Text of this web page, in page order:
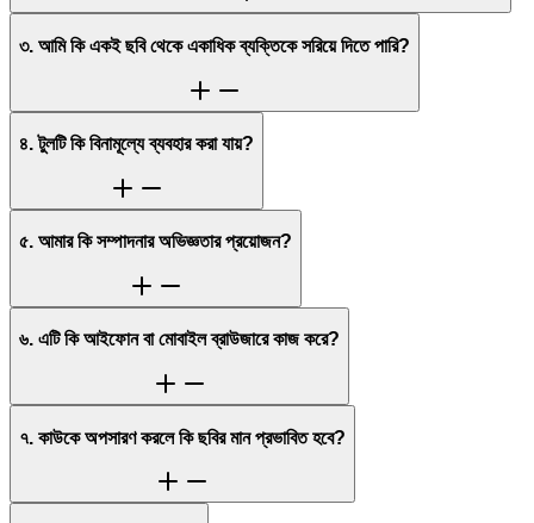
৩. আমি কি একই ছবি থেকে একাধিক ব্যক্তিকে সরিয়ে দিতে পারি?
৪. টুলটি কি বিনামূল্যে ব্যবহার করা যায়?
৫. আমার কি সম্পাদনার অভিজ্ঞতার প্রয়োজন?
৬. এটি কি আইফোন বা মোবাইল ব্রাউজারে কাজ করে?
৭. কাউকে অপসারণ করলে কি ছবির মান প্রভাবিত হবে?